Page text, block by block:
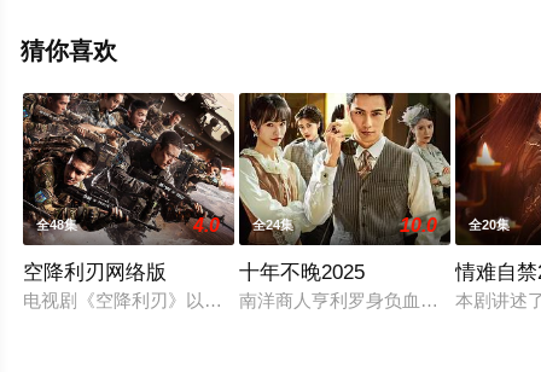
揭晓（1-35全集），手机免费观看高清未删减完整版电视
剧、电视猫或剧情网等平台了解。
猜你喜欢
全48集 4.0
空降利刃网络版
电视剧《空降利刃》以张启、潘野、齐小天等空降特种兵为代表
全24集 10.0
十年不晚2025
南洋商人亨利罗身负血海深仇，隐忍
全20集
情难自禁
本剧讲述